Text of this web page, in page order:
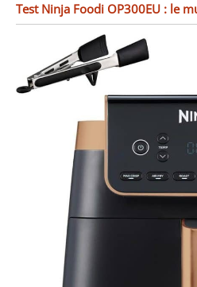
Test Ninja Foodi OP300EU : le